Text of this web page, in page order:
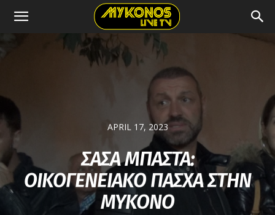
APRIL 17, 2023
ΣΑΣΑ ΜΠΑΣΤΑ:
ΟΙΚΟΓΕΝΕΙΑΚΟ ΠΑΣΧΑ ΣΤΗΝ
ΜΥΚΟΝΟ